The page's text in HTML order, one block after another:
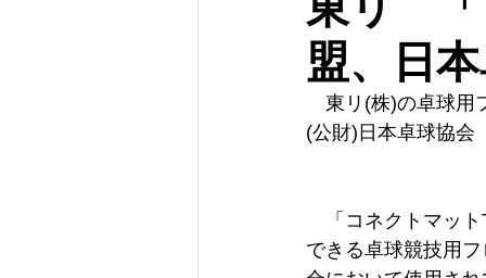
盟、日
東リ(株)の卓球用
(公財)日本卓球協会
「コネクトマット
できる卓球競技用